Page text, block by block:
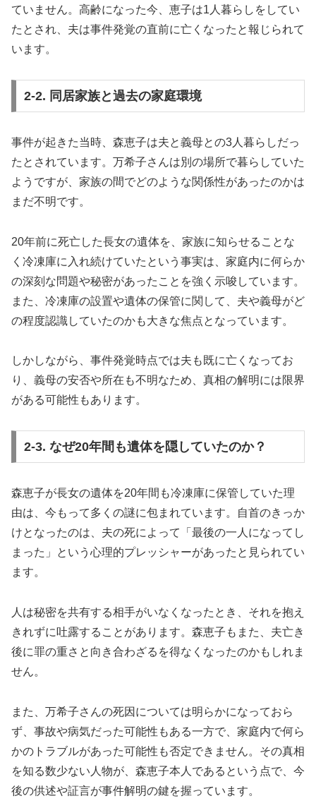
ていません。高齢になった今、恵子は1人暮らしをしてい
たとされ、夫は事件発覚の直前に亡くなったと報じられて
います。
2-2. 同居家族と過去の家庭環境
事件が起きた当時、森恵子は夫と義母との3人暮らしだっ
たとされています。万希子さんは別の場所で暮らしていた
ようですが、家族の間でどのような関係性があったのかは
まだ不明です。
20年前に死亡した長女の遺体を、家族に知らせることな
く冷凍庫に入れ続けていたという事実は、家庭内に何らか
の深刻な問題や秘密があったことを強く示唆しています。
また、冷凍庫の設置や遺体の保管に関して、夫や義母がど
の程度認識していたのかも大きな焦点となっています。
しかしながら、事件発覚時点では夫も既に亡くなってお
り、義母の安否や所在も不明なため、真相の解明には限界
がある可能性もあります。
2-3. なぜ20年間も遺体を隠していたのか？
森恵子が長女の遺体を20年間も冷凍庫に保管していた理
由は、今もって多くの謎に包まれています。自首のきっか
けとなったのは、夫の死によって「最後の一人になってし
まった」という心理的プレッシャーがあったと見られてい
ます。
人は秘密を共有する相手がいなくなったとき、それを抱え
きれずに吐露することがあります。森恵子もまた、夫亡き
後に罪の重さと向き合わざるを得なくなったのかもしれま
せん。
また、万希子さんの死因については明らかになっておら
ず、事故や病気だった可能性もある一方で、家庭内で何ら
かのトラブルがあった可能性も否定できません。その真相
を知る数少ない人物が、森恵子本人であるという点で、今
後の供述や証言が事件解明の鍵を握っています。